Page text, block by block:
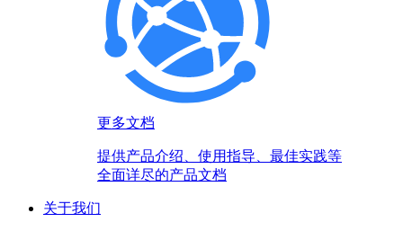
更多文档
提供产品介绍、使用指导、最佳实践等
全面详尽的产品文档
关于我们